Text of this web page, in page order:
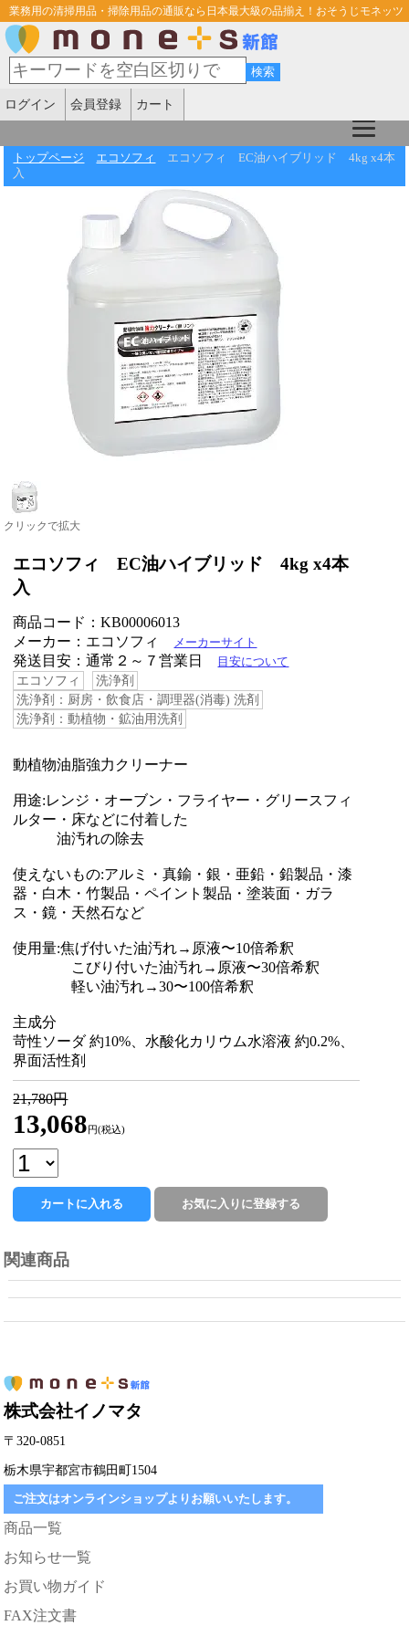
業務用の清掃用品・掃除用品の通販なら日本最大級の品揃え！おそうじモネッツ
ログイン 会員登録 カート
トップページ エコソフィ
エコソフィ EC油ハイブリッド 4kg x4本
入
クリックで拡大
エコソフィ EC油ハイブリッド 4kg x4本
入
商品コード：KB00006013
メーカー：エコソフィ
メーカーサイト
発送目安：通常２～７営業日 目安について
エコソフィ
洗浄剤
洗浄剤：厨房・飲食店・調理器(消毒) 洗剤
洗浄剤：動植物・鉱油用洗剤
動植物油脂強力クリーナー
用途:レンジ・オーブン・フライヤー・グリースフィ
ルター・床などに付着した
油汚れの除去
使えないもの:アルミ・真鍮・銀・亜鉛・鉛製品・漆
器・白木・竹製品・ペイント製品・塗装面・ガラ
ス・鏡・天然石など
使用量:焦げ付いた油汚れ→原液〜10倍希釈
こびり付いた油汚れ→原液〜30倍希釈
軽い油汚れ→30〜100倍希釈
主成分
苛性ソーダ 約10%、水酸化カリウム水溶液 約0.2%、
界面活性剤
21,780円
13,068 円(税込)
関連商品
株式会社イノマタ
〒320-0851
栃木県宇都宮市鶴田町1504
ご注文はオンラインショップよりお願いいたします。
商品一覧
お知らせ一覧
お買い物ガイド
FAX注文書